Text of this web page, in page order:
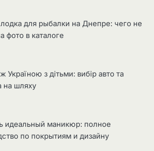
для рыбалки на Днепре: чего не
фото в каталоге
Україною з дітьми: вибір авто та
на шляху
идеальный маникюр: полное
по покрытиям и дизайну